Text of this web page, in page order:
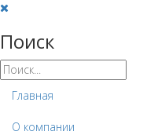
Поиск
Главная
О компании